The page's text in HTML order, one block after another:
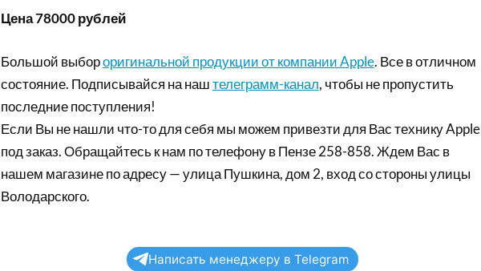
Цена 78000 рублей
Большой выбороригинальной продукции от компании Apple. Все в отличном
состояние. Подписывайся на наштелеграмм-канал, чтобы не пропустить
последние поступления!
Если Вы не нашли что-то для себя мы можем привезти для Вас технику Apple
под заказ. Обращайтесь к нам по телефону в Пензе 258-858. Ждем Вас в
нашем магазине по адресу — улица Пушкина, дом 2, вход со стороны улицы
Володарского.
Написать менеджеру в Telegram